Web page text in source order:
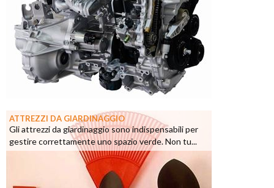
ATTREZZI DA GIARDINAGGIO
Gli attrezzi da giardinaggio sono indispensabili per
gestire correttamente uno spazio verde. Non tu...